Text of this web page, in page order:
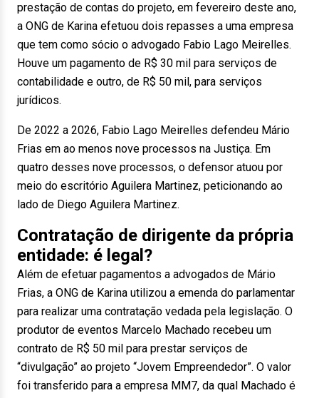
prestação de contas do projeto, em fevereiro deste ano,
a ONG de Karina efetuou dois repasses a uma empresa
que tem como sócio o advogado Fabio Lago Meirelles.
Houve um pagamento de R$ 30 mil para serviços de
contabilidade e outro, de R$ 50 mil, para serviços
jurídicos.
De 2022 a 2026, Fabio Lago Meirelles defendeu Mário
Frias em ao menos nove processos na Justiça. Em
quatro desses nove processos, o defensor atuou por
meio do escritório Aguilera Martinez, peticionando ao
lado de Diego Aguilera Martinez.
Contratação de dirigente da própria
entidade: é legal?
Além de efetuar pagamentos a advogados de Mário
Frias, a ONG de Karina utilizou a emenda do parlamentar
para realizar uma contratação vedada pela legislação. O
produtor de eventos Marcelo Machado recebeu um
contrato de R$ 50 mil para prestar serviços de
“divulgação” ao projeto “Jovem Empreendedor”. O valor
foi transferido para a empresa MM7, da qual Machado é